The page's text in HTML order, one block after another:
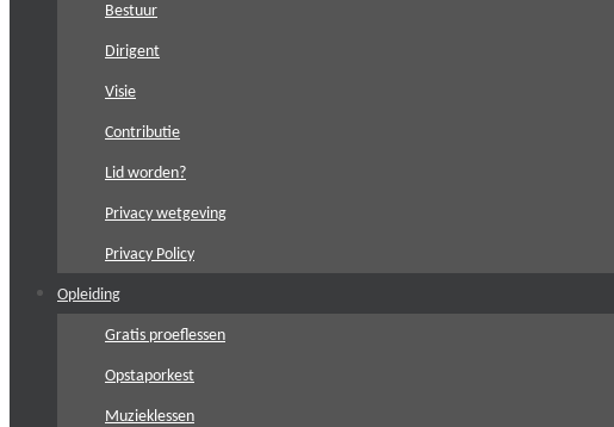
Bestuur
Dirigent
Visie
Contributie
Lid worden?
Privacy wetgeving
Privacy Policy
Opleiding
Gratis proeflessen
Opstaporkest
Muzieklessen